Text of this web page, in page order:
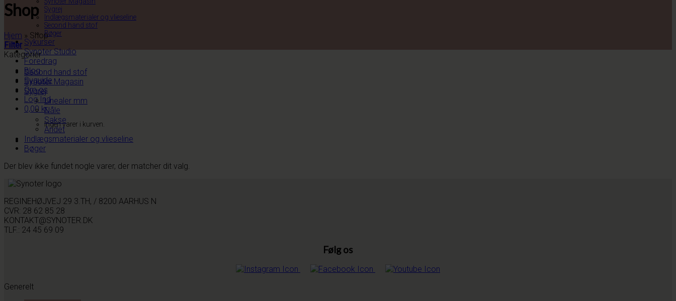
Sygrej
Indlægsmaterialer og vlieseline
Second hand stof
Bøger
Sykurser
Synoter Studio
Foredrag
Blog
Syguide
Om os
Log Ind
0,00 kr.
Ingen varer i kurven.
Shop
Hjem » Shop
Filter
Kategorier
Second hand stof
Synoter Magasin
Sygrej
Linealer mm
Nåle
Sakse
Andet
Indlægsmaterialer og vlieseline
Bøger
Der blev ikke fundet nogle varer, der matcher dit valg.
REGINEHØJVEJ 29 3.TH, / 8200 AARHUS N
CVR: 28 62 85 28
KONTAKT@SYNOTER.DK
TLF.: 24 45 69 09
Følg os
Generelt